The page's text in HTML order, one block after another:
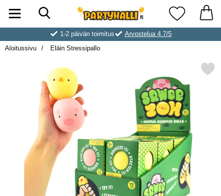
Ostoskori laajennettu Partyhallen AB
Suosikkini
1-2 päivän toimitus
Arvostelua 4.7/5
Aloitussivu
Eläin Stressipallo
Merkitse eläin